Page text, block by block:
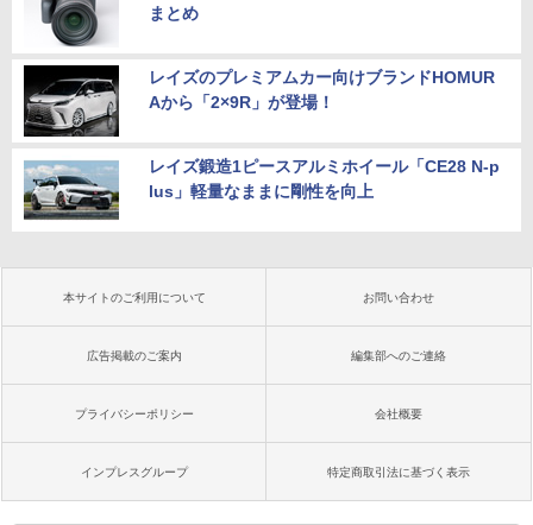
まとめ
レイズのプレミアムカー向けブランドHOMUR
Aから「2×9R」が登場！
レイズ鍛造1ピースアルミホイール「CE28 N-p
lus」軽量なままに剛性を向上
本サイトのご利用について お問い合わせ
広告掲載のご案内 編集部へのご連絡
プライバシーポリシー 会社概要
インプレスグループ 特定商取引法に基づく表示